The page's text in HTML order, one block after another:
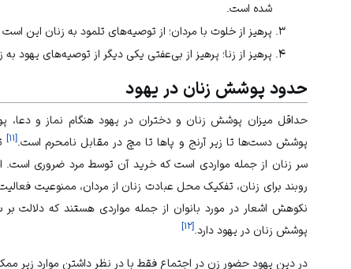
شده است.
پرهیز از خلوت با مردان؛ از توصیه‌های تلمود به زنان این
پرهیز از زنا؛ پرهیز از بی‌عفتی یکی دیگر از توصیه‌های
حدود پوشش زنان در یهود
حداقل میزان پوشش زنان و دختران در یهود هنگام نماز و
پوشش دست‌ها تا زیر آرنج و پاها تا مچ در مقابل نامحرم است.[۱۱]
سر زنان از جمله مواردی است که خرید آن توسط مرد ضروری است.
روبند برای زنان، تفکیک محل عبادت زنان از مردان، ممنوعیت
نکوهش اشعار در مورد بانوان از جمله مواردی هستند که دلالت
پوشش زنان در یهود دارد. [۱۲]
در دین یهود حضور زن در اجتماع فقط با در نظر داشتن موارد زیر